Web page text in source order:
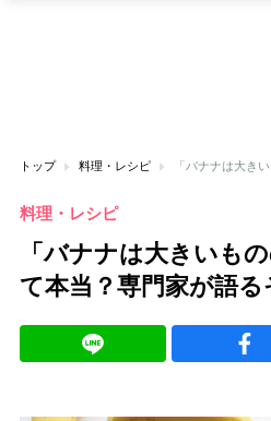
トップ 料理・レシピ
料理・レシピ
「バナナは大きいも
て本当？専門家が語る